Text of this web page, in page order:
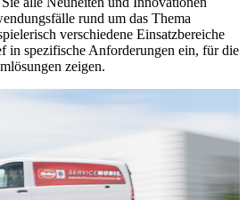
rund um das Thema
verschiedene Einsatzbereiche
in spezifische Anforderungen ein, für die
zeigen.